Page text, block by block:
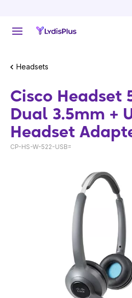
Headsets
Cisco Headset
Dual 3.5mm +
Headset
CP-HS-W-522-USB=